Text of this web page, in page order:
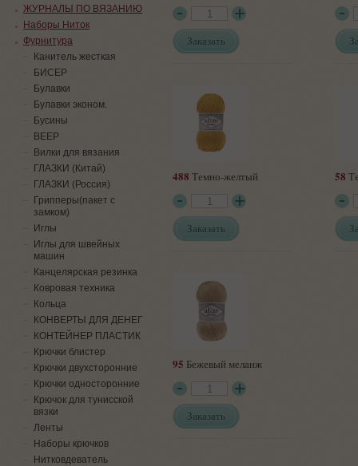
Заказать
488 Темно-желтый
Заказать
58
95 Бежевый меланж
Заказать
ЖУРНАЛЫ ПО ВЯЗАНИЮ
Наборы Ниток
Фурнитура
Канитель жесткая
БИСЕР
Булавки
Булавки эконом.
Бусины
ВЕЕР
Вилки для вязания
ГЛАЗКИ (Китай)
ГЛАЗКИ (Россия)
Грипперы(пакет с
замком)
Иглы
Иглы для швейных
машин
Канцелярская резинка
Ковровая техника
Кольца
КОНВЕРТЫ ДЛЯ ДЕНЕГ
КОНТЕЙНЕР ПЛАСТИК
Крючки блистер
Крючки двухсторонние
Крючки односторонние
Крючок для тунисской
вязки
Ленты
Наборы крючков
Нитковдеватель